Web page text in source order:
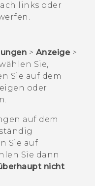
links oder
> Anzeige>
Sie,
Sie auf dem
oder
auf dem
Sie auf
Sie dann
nicht